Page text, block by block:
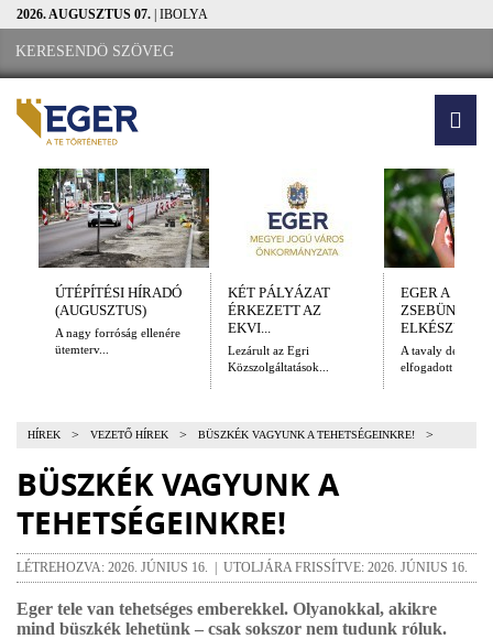
2026. AUGUSZTUS 07. | IBOLYA
ÚTÉPÍTÉSI HÍRADÓ
(AUGUSZTUS)
A nagy forróság ellenére
ütemterv...
KÉT PÁLYÁZAT
ÉRKEZETT AZ
EKVI...
Lezárult az Egri
Közszolgáltatások...
EGER A
ELKÉSZÜLT
A tavaly
elfogadott
HÍREK > VEZETŐ HÍREK > BÜSZKÉK VAGYUNK A TEHETSÉGEINKRE! >
BÜSZKÉK VAGYUNK A
TEHETSÉGEINKRE!
LÉTREHOZVA: 2026. JÚNIUS 16. | UTOLJÁRA FRISSÍTVE: 2026. JÚNIUS 16.
Eger tele van tehetséges emberekkel. Olyanokkal, akikre
mind büszkék lehetünk – csak sokszor nem tudunk róluk.